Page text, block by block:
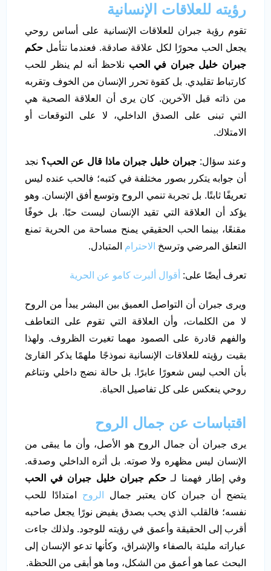
رؤيته للعلاقات الإنسانية
تقوم رؤية جبران للعلاقات الإنسانية على أساس روحي
يجعل الحب محورًا لكل علاقة صادقة. فعندما نتأمل حكم
جبران خليل جبران في الحب نلاحظ أنه لم ينظر للحب
كارتباط تقليدي. بل كقوة تحرر الإنسان من الخوف وتقربه
من ذاته قبل الآخرين. كان يرى أن العلاقة الصحية هي
التي تبنى على الصدق الداخلي، لا على التوقعات أو
الامتلاك.
وعند سؤال: جبران خليل جبران ماذا قال عن الحب؟ نجد
أن جوابه يتكرر بصور مختلفة في كتبه؛ فالحب عنده ليس
تعريفًا ثابتًا. بل تجربة تنمي الروح وتوسع أفق الإنسان. وهو
يؤكد أن العلاقة التي تقيد الإنسان ليست حبًا. بل خوفًا
مقنعًا، بينما الحب الحقيقي يمنح مساحة من الحرية تمنع
التعلق المرضي وترسخ الاحترام المتبادل.
تعرف أيضًا على: أقوال ألبرت كامو عن الحرية
ويرى جبران أن التواصل العميق بين البشر يبدأ من الروح
لا من الكلمات، وأن العلاقة التي تقوم على التعاطف
والفهم قادرة على الصمود مهما تغيرت الظروف. ولهذا
بقيت رؤيته للعلاقات الإنسانية نموذجًا ملهمًا يذكر القارئ
بأن الحب ليس شعورًا عابرًا. بل حالة نضج داخلي وتناغم
روحي ينعكس على كل تفاصيل الحياة.
اقتباسات عن جمال الروح
يرى جبران أن جمال الروح هو الأصل، وأن ما يبقى من
الإنسان ليس مظهره ولا صوته. بل أثره الداخلي وصدقه.
وفي إطار فهمنا لـ حكم جبران خليل جبران في الحب
يتضح أن جبران كان يعتبر جمال
الروح امتدادًا للحب
نفسه؛ فالقلب الذي يحب بصدق يفيض نورًا يجعل صاحبه
أقرب إلى الحقيقة وأعمق في رؤيته للوجود. ولذلك جاءت
عباراته مليئة بالصفاء والإشراق، وكأنها تدعو الإنسان إلى
البحث عما هو أعمق من الشكل، وما هو أبقى من اللحظة.